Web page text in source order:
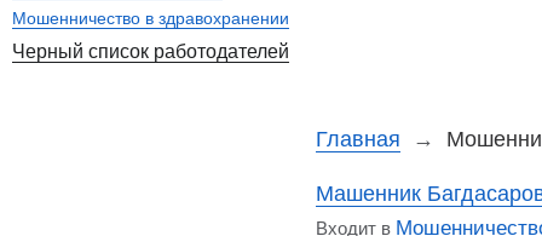
Главная →
Машенник
Входит в
Мошенничество в здравохранении
Черный список работодателей